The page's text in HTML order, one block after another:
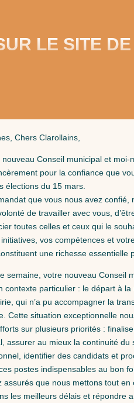
LE SITE
Chers Clarollains,
Conseil municipal et moi-
pour la confiance que
élections du 15 mars.
que vous nous avez confié,
de travailler avec vous,
toutes celles et ceux qui le
vos compétences et
une richesse essentielle
semaine, votre nouveau Conseil
contexte particulier : le départ à la
qui n’a pu accompagner la
Cette situation exceptionnelle
sur plusieurs priorités :
assurer au mieux la continuité du
identifier des candidats et
postes indispensables au bon
assurés que nous mettons tout
les meilleurs délais et répondre